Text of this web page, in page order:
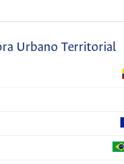
Urbano Territorial